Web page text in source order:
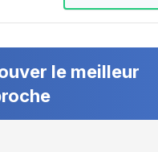
le meilleur